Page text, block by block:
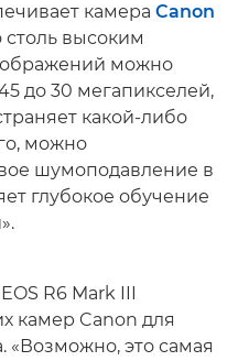
камера Canon
столь высоким
можно
до 30 мегапикселей,
какой-либо
можно
шумоподавление в
глубокое обучение
R6 Mark III
камер Canon для
«Возможно, это самая